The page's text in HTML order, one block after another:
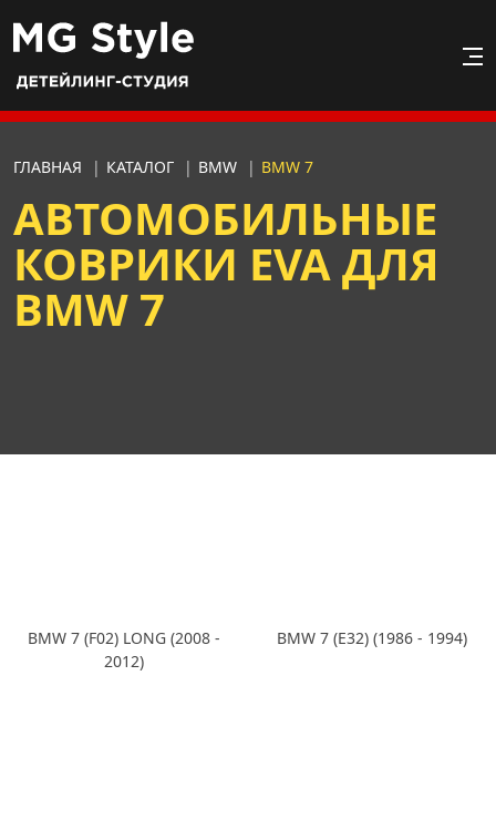
ГЛАВНАЯ | КАТАЛОГ | BMW | BMW 7
АВТОМОБИЛЬНЫЕ
КОВРИКИ EVA ДЛЯ
BMW 7
BMW 7 (F02) LONG (2008 -
2012)
BMW 7 (Е32) (1986 - 1994)